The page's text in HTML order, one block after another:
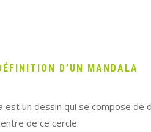
D’UN MANDALA
est un dessin qui se compose
de ce cercle.